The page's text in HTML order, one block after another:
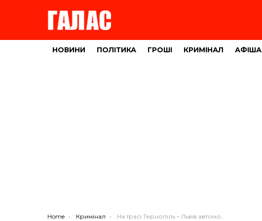
НОВИНИ ПОЛІТИКА ГРОШІ КРИМІНАЛ АФІША
You are here:
Home Кримінал На трасі Тернопіль – Львів автомобілі грабують у ковбойському стилі